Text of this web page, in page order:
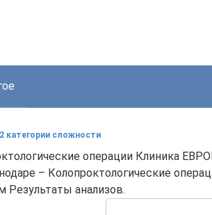
категории сложности
операции Клиника
– Колопроктологические
Результаты анализов.